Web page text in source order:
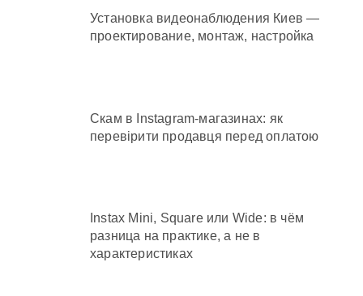
Установка видеонаблюдения Киев —
проектирование, монтаж, настройка
Скам в Instagram-магазинах: як
перевірити продавця перед оплатою
Instax Mini, Square или Wide: в чём
разница на практике, а не в
характеристиках